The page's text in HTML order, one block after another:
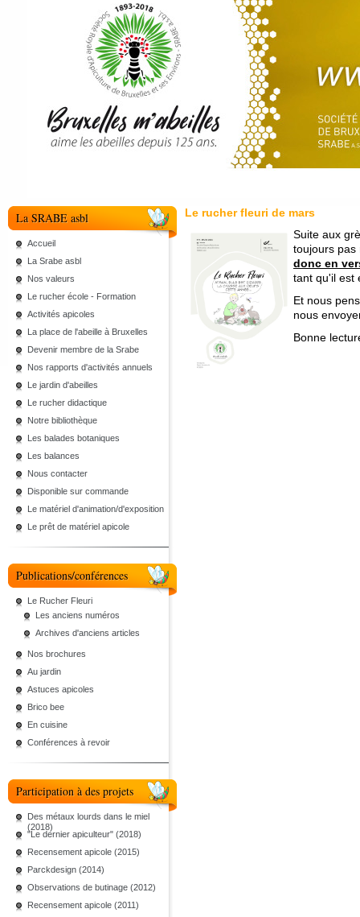
La SRABE asbl
Accueil
La Srabe asbl
Nos valeurs
Le rucher école - Formation
Activités apicoles
La place de l'abeille à Bruxelles
Devenir membre de la Srabe
Nos rapports d'activités annuels
Le jardin d'abeilles
Le rucher didactique
Notre bibliothèque
Les balades botaniques
Les balances
Nous contacter
Disponible sur commande
Le matériel d'animation/d'exposition
Le prêt de matériel apicole
Publications/conférences
Le Rucher Fleuri
Les anciens numéros
Archives d'anciens articles
Nos brochures
Au jardin
Astuces apicoles
Brico bee
En cuisine
Conférences à revoir
Participation à des projets
Des métaux lourds dans le miel
(2018)
"Le dernier apiculteur" (2018)
Recensement apicole (2015)
Parckdesign (2014)
Observations de butinage (2012)
Recensement apicole (2011)
Le rucher fleuri de mars
Suite aux
toujours
donc en
tant qu'il est
Et nous
nous
Bonne